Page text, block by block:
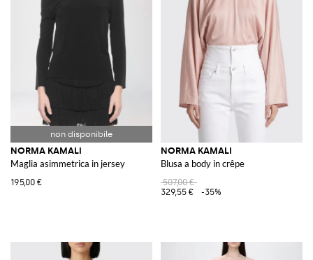
NORMA KAMALI
Maglia asimmetrica in jersey
195,00 €
NORMA KAMALI
Blusa a body in crêpe
507,00 €
329,55 €
-35%